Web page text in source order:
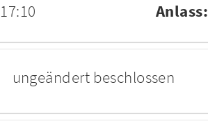
17:10 Anlass:
ungeändert beschlossen